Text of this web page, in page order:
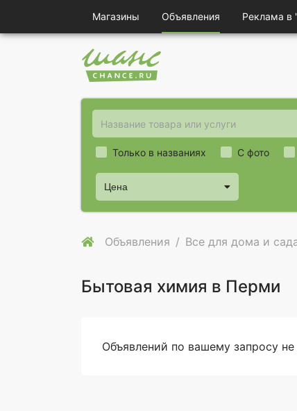
Магазины Объявления Реклама в
Только в названиях
Цена
С фото
Объявления Все для дома и
Бытовая химия в Перми
Объявлений по вашему запросу не